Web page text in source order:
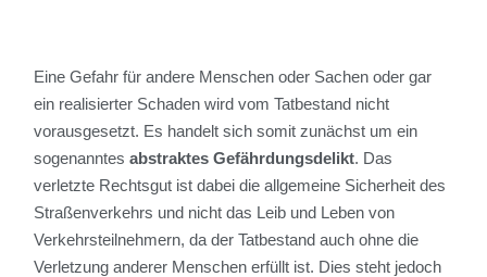
Eine Gefahr für andere Menschen oder Sachen oder gar
ein realisierter Schaden wird vom Tatbestand nicht
vorausgesetzt. Es handelt sich somit zunächst um ein
sogenanntesabstraktes Gefährdungsdelikt. Das
verletzte Rechtsgut ist dabei die allgemeine Sicherheit des
Straßenverkehrs und nicht das Leib und Leben von
Verkehrsteilnehmern, da der Tatbestand auch ohne die
Verletzung anderer Menschen erfüllt ist. Dies steht jedoch